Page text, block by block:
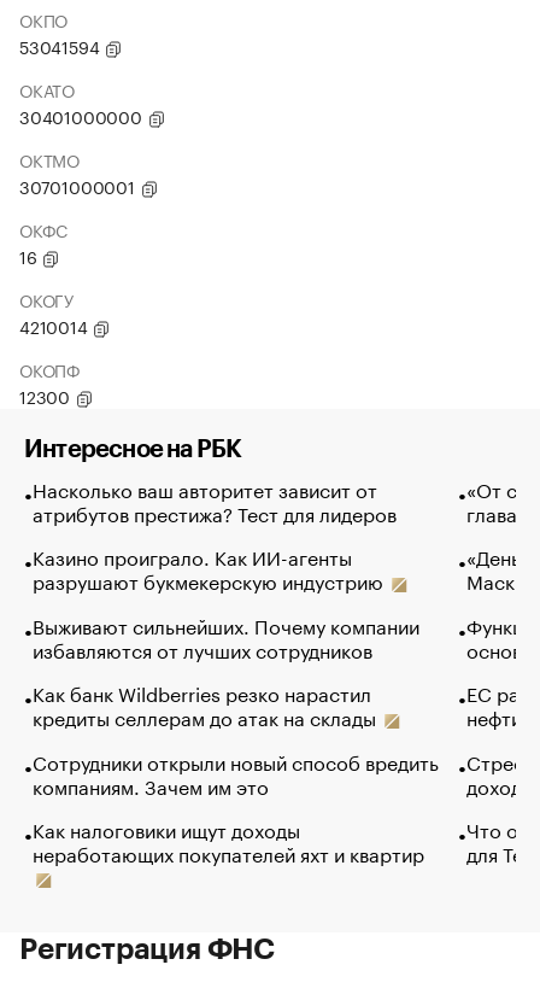
ОКПО
53041594
ОКАТО
30401000000
ОКТМО
30701000001
ОКФС
16
ОКОГУ
4210014
ОКОПФ
12300
Интересное на РБК
Насколько ваш авторитет зависит от
атрибутов престижа? Тест для лидеров
Казино проиграло. Как ИИ-агенты
разрушают букмекерскую индустрию
Выживают сильнейших. Почему компании
избавляются от лучших сотрудников
Как банк Wildberries резко нарастил
кредиты селлерам до атак на склады
Сотрудники открыли новый способ вредить
компаниям. Зачем им это
Как налоговики ищут доходы
неработающих покупателей яхт и квартир
«От
глава
Маск в
основ
ЕС
нефти
Что
для
Регистрация ФНС